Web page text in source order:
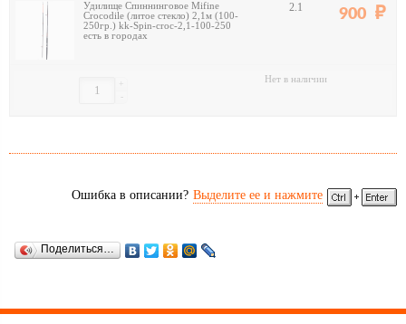
Удилище Спиннинговое Mifine
Crocodile (литое стекло) 2,1м (100-
250гр.) kk-Spin-croc-2,1-100-250
есть в городах
2.1 900
-
+ Нет в наличии
Ошибка в описании? Выделите ее и нажмите
Поделиться…